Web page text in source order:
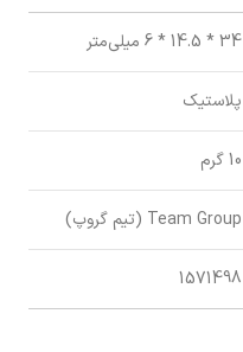
34 * 14.5 * 6 میلی‌متر
پلاستیک
10 گرم
Team Group (تیم گروپ)
1571498